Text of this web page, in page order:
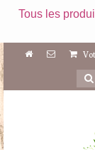
Tous les
: